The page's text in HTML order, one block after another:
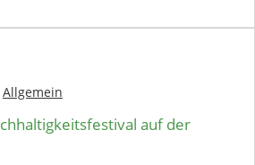
Allgemein
auf der